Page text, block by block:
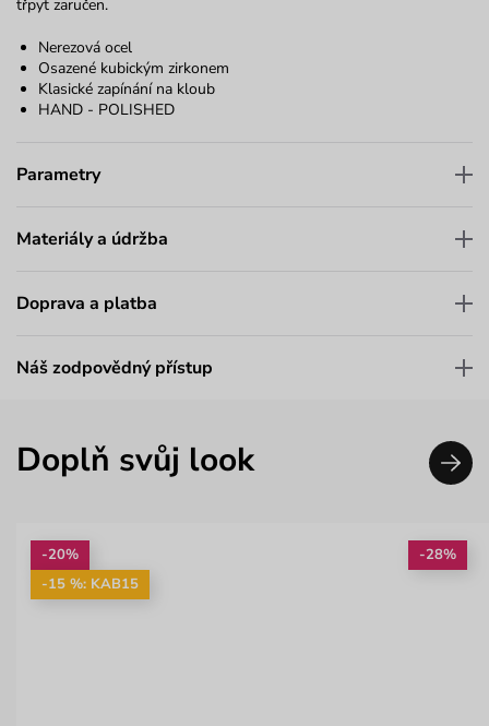
třpyt zaručen.
Nerezová ocel
Osazené kubickým zirkonem
Klasické zapínání na kloub
HAND - POLISHED
Parametry
Materiály a údržba
Doprava a platba
Náš zodpovědný přístup
Doplň svůj look
-20%
-15 %: KAB15
-28%